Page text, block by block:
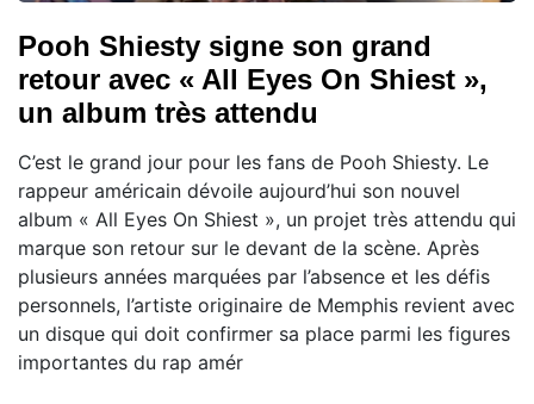
Pooh Shiesty signe son grand
retour avec « All Eyes On Shiest »,
un album très attendu
C’est le grand jour pour les fans de Pooh Shiesty. Le
rappeur américain dévoile aujourd’hui son nouvel
album « All Eyes On Shiest », un projet très attendu qui
marque son retour sur le devant de la scène. Après
plusieurs années marquées par l’absence et les défis
personnels, l’artiste originaire de Memphis revient avec
un disque qui doit confirmer sa place parmi les figures
importantes du rap amér